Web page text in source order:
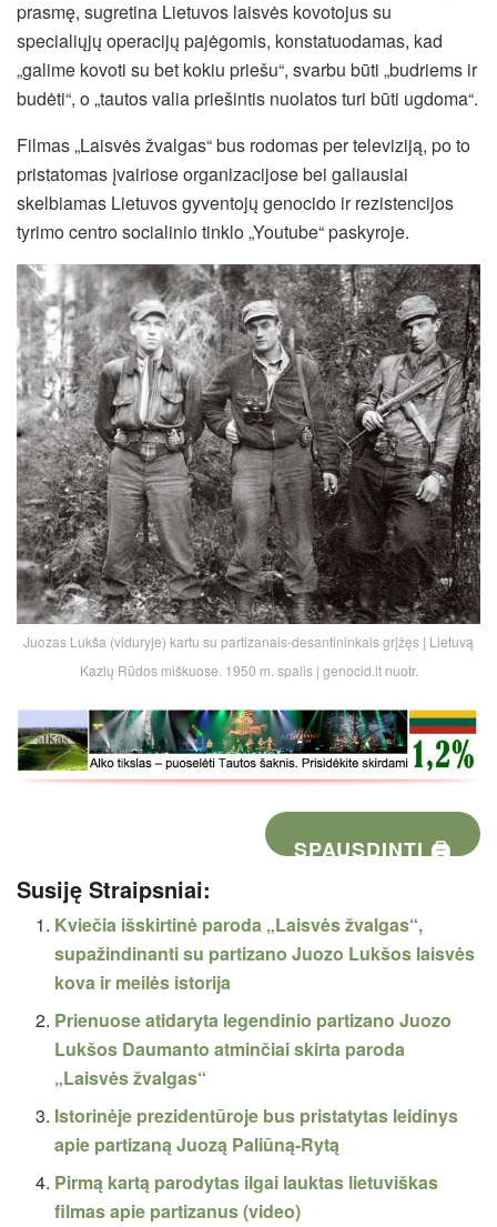
prasmę, sugretina Lietuvos laisvės kovotojus su
specialiųjų operacijų pajėgomis, konstatuodamas, kad
„galime kovoti su bet kokiu priešu“, svarbu būti „budriems ir
budėti“, o „tautos valia priešintis nuolatos turi būti ugdoma“.
Filmas „Laisvės žvalgas“ bus rodomas per televiziją, po to
pristatomas įvairiose organizacijose bei galiausiai
skelbiamas Lietuvos gyventojų genocido ir rezistencijos
tyrimo centro socialinio tinklo „Youtube“ paskyroje.
Juozas Lukša (viduryje) kartu su partizanais-desantininkais grįžęs į Lietuvą
Kazlų Rūdos miškuose. 1950 m. spalis | genocid.lt nuotr.
SPAUSDINTI 🖨
Susiję Straipsniai:
Kviečia išskirtinė paroda „Laisvės žvalgas“,
supažindinanti su partizano Juozo Lukšos laisvės
kova ir meilės istorija
Prienuose atidaryta legendinio partizano Juozo
Lukšos Daumanto atminčiai skirta paroda
„Laisvės žvalgas“
Istorinėje prezidentūroje bus pristatytas leidinys
apie partizaną Juozą Paliūną-Rytą
Pirmą kartą parodytas ilgai lauktas lietuviškas
filmas apie partizanus (video)